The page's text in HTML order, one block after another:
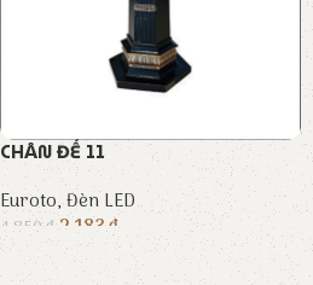
CHÂN ĐẾ 11
Euroto,Đèn LED
4.850₫ 2.183₫